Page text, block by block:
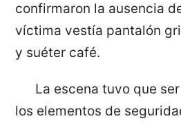
confirmaron la ausencia
víctima vestía pantalón
y suéter café.
La escena tuvo que
los elementos de